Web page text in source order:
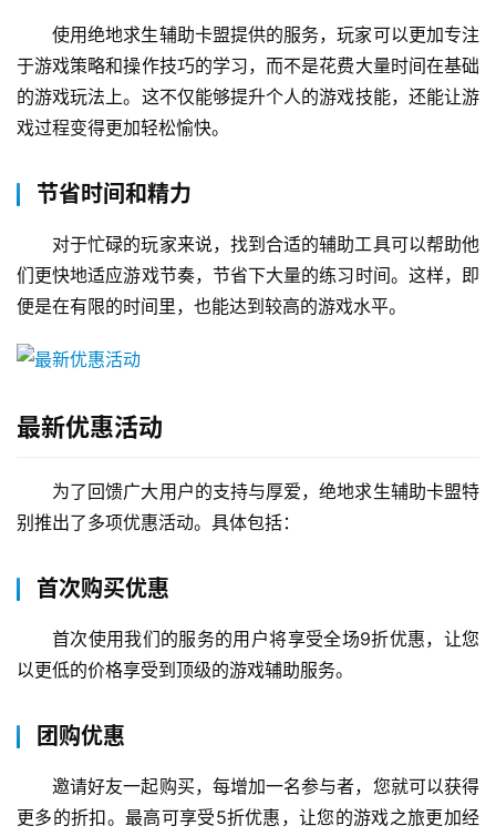
使用绝地求生辅助卡盟提供的服务，玩家可以更加专注
于游戏策略和操作技巧的学习，而不是花费大量时间在基础
的游戏玩法上。这不仅能够提升个人的游戏技能，还能让游
戏过程变得更加轻松愉快。
节省时间和精力
对于忙碌的玩家来说，找到合适的辅助工具可以帮助他
们更快地适应游戏节奏，节省下大量的练习时间。这样，即
便是在有限的时间里，也能达到较高的游戏水平。
最新优惠活动
为了回馈广大用户的支持与厚爱，绝地求生辅助卡盟特
别推出了多项优惠活动。具体包括：
首次购买优惠
首次使用我们的服务的用户将享受全场9折优惠，让您
以更低的价格享受到顶级的游戏辅助服务。
团购优惠
邀请好友一起购买，每增加一名参与者，您就可以获得
更多的折扣。最高可享受5折优惠，让您的游戏之旅更加经